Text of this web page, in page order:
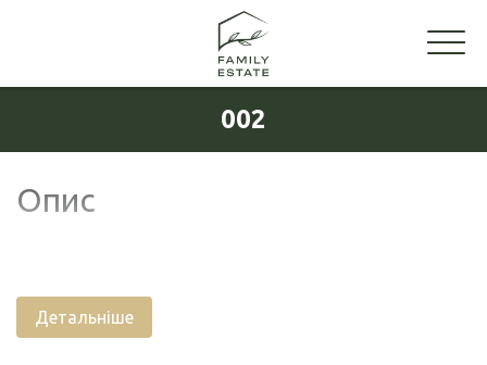
002
Опис
Детальніше